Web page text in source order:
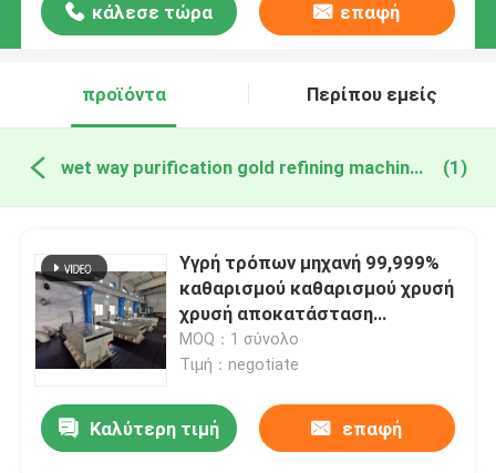
κάλεσε τώρα επαφή
προϊόντα Περίπου εμείς
wet way purification gold refining machine διαδικτυακή κατασκευή (1)
Υγρή τρόπων μηχανή 99,999%
καθαρισμού καθαρισμού χρυσή
χρυσή αποκατάσταση
ηλεκτρόλυσης υψηλής
αγνότητας
MOQ：1 σύνολο
Τιμή：negotiate
Καλύτερη τιμή επαφή